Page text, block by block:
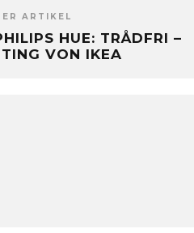
ARTIKEL
HUE: TRÅDFRI –
VON IKEA